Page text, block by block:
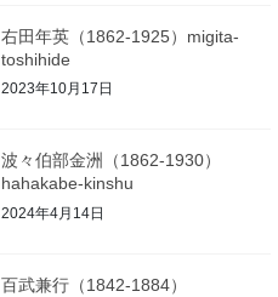
右田年英（1862-1925）migita-
toshihide
2023年10月17日
波々伯部金洲（1862-1930）
hahakabe-kinshu
2024年4月14日
百武兼行（1842-1884）